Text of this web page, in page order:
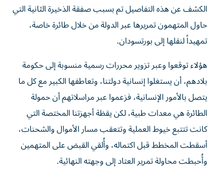
الكشف عن هذه التفاصيل تم بسبب صفقة الذخيرة الثانية التي
حاول المتهمون تمريرها عبر الدولة من خلال طائرة خاصة،
تمهيداً لنقلها إلى بورتسودان.
هؤلاء توقعوا وعبر تزوير محررات رسمية منسوبة إلى حكومة
بلادهم، أن يستغلوا إنسانية دولتنا، وتعاطفها الكبير مع كل ما
يتصل بالأمور الإنسانية، فزعموا عبر مراسلاتهم أن حمولة
الطائرة هي معدات طبية، لكن يقظة أجهزتنا المختصة التي
كانت تتتبع خيوط العملية وتتعقب مسار الأموال والشحنات،
أسقطت المخطط قبل اكتماله، وأُلقي القبض على المتهمين
وأُحبطت محاولة تمرير العتاد إلى وجهته النهائية.